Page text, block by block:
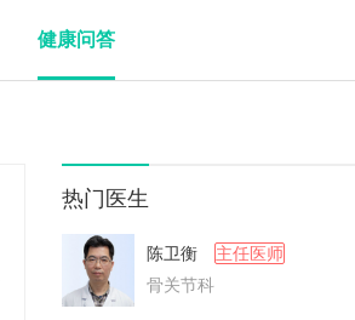
健康问答
热门医生
陈卫衡
主任医师
骨关节科